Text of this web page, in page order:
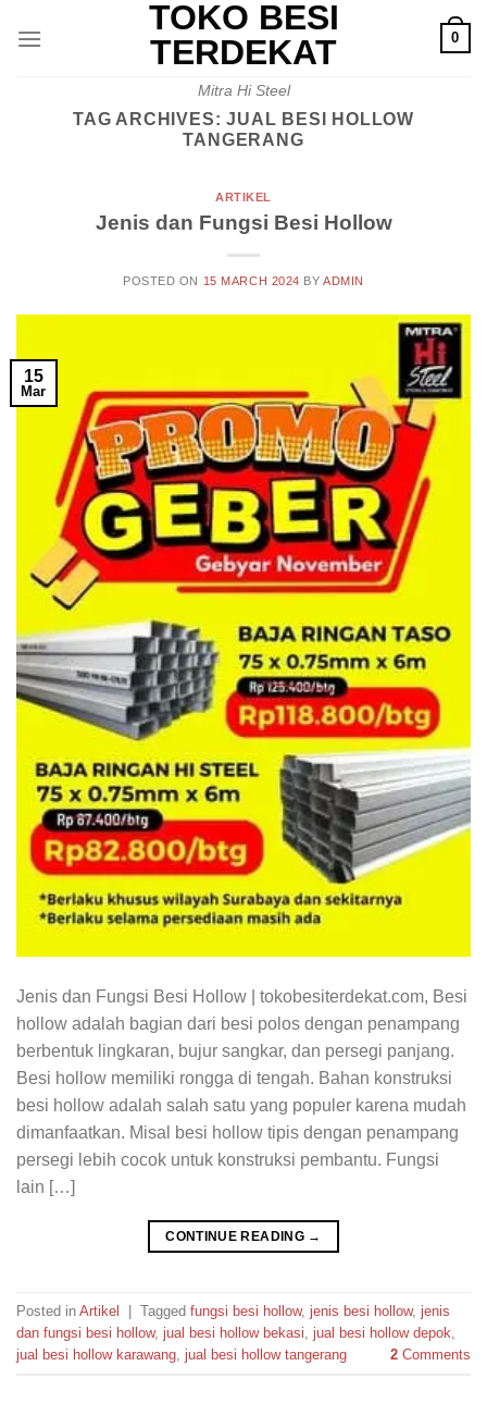
TOKO BESI
TERDEKAT
Mitra Hi Steel
0
TAG ARCHIVES:JUAL BESI HOLLOW
TANGERANG
ARTIKEL
Jenis dan Fungsi Besi Hollow
POSTED ON 15 MARCH 2024 BYADMIN
15
Mar
Jenis dan Fungsi Besi Hollow | tokobesiterdekat.com, Besi
hollow adalah bagian dari besi polos dengan penampang
berbentuk lingkaran, bujur sangkar, dan persegi panjang.
Besi hollow memiliki rongga di tengah. Bahan konstruksi
besi hollow adalah salah satu yang populer karena mudah
dimanfaatkan. Misal besi hollow tipis dengan penampang
persegi lebih cocok untuk konstruksi pembantu. Fungsi
lain […]
CONTINUE READING →
Posted in Artikel Tagged fungsi besi hollow, jenis besi hollow, jenis
dan fungsi besi hollow, jual besi hollow bekasi jual besi hollow depok
jual besi hollow karawang jual besi hollow tangerang 2 Comments